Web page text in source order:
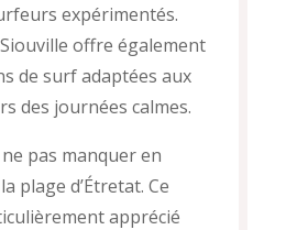
expérimentés.
offre également
de surf adaptées aux
des journées calmes.
pas manquer en
plage d’Étretat. Ce
apprécié